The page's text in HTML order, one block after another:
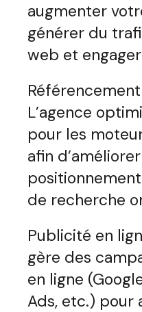
augmenter
générer du
web et
L’agence
pour les
afin
de recherche
Publicité en
gère des
en ligne
Ads, etc.) pour